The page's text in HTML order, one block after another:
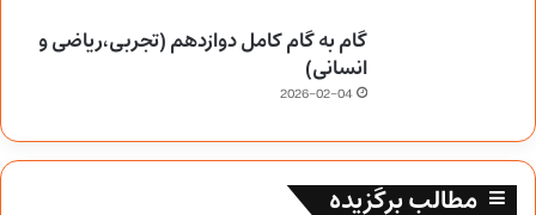
گام به گام کامل دوازدهم (تجربی،ریاضی و
انسانی)
2026-02-04
مطالب برگزیده